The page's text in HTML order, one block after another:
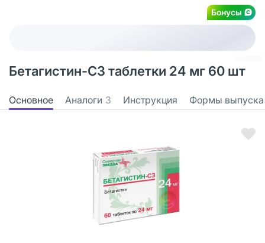
Бонусы
Бетагистин-СЗ таблетки 24 мг 60 шт
Основное Аналоги 3 Инструкция Формы выпуска